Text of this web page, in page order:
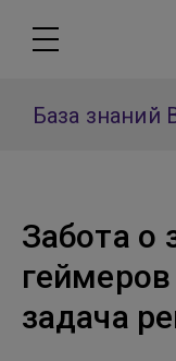
База знаний
Забота о
задача